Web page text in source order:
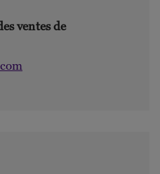
ventes de